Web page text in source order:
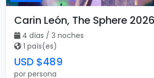
Carin León, The Sphere 2026
4 días / 3 noches
1 país(es)
USD $489
por persona